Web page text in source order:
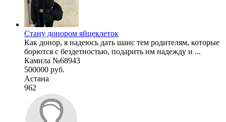
Стану донором яйцеклеток
Как донор, я надеюсь дать шанс тем родителям, которые
борются с бездетностью, подарить им надежду и ...
Камила №68943
500000 руб.
Астана
962